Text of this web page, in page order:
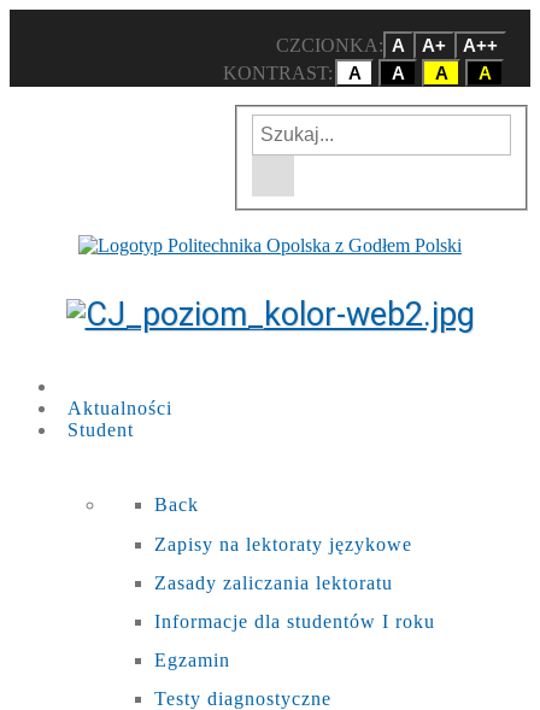
CZCIONKA: A A+
A++
KONTRAST:
A A A A
Wyszukiwarka w witrynie
Wpisz szukaną frazę
Aktualności
Student
Back
Zapisy na lektoraty językowe
Zasady zaliczania lektoratu
Informacje dla studentów I roku
Egzamin
Testy diagnostyczne